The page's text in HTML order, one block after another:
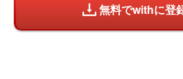
無料でwithに登